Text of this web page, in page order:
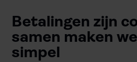
Betalingen zijn
samen maken
simpel